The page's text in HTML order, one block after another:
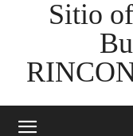
Sitio